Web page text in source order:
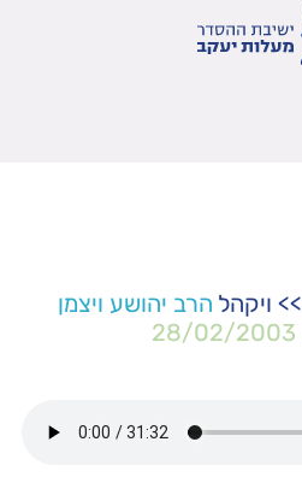
>> ויקהל הרב יהושע ויצמן
28/02/2003